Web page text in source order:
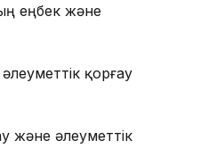
еңбек және
қорғау
және әлеуметтік